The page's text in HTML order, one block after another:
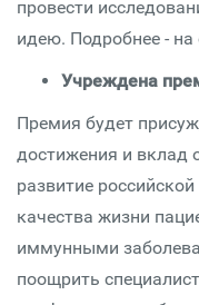
провести
идею. Подробнее - на
Учреждена
Премия будет
достижения и вклад
развитие
качества жизни
иммунными
поощрить